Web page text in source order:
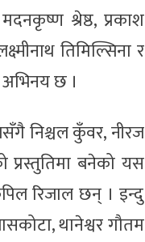
श्रेष्ठ, प्रकाश
तिमिल्सिना र
छ ।
निश्चल कुँवर, नीरज
प्रस्तुतिमा बनेको यस
रिजाल छन् । इन्दु
थानेश्वर गौतम